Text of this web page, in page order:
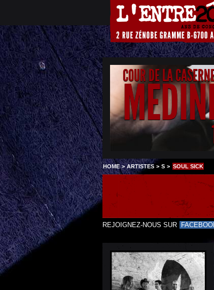
COUR DE LA
HOME>ARTISTES > S > SOUL SICK
REJOIGNEZ-NOUS SUR